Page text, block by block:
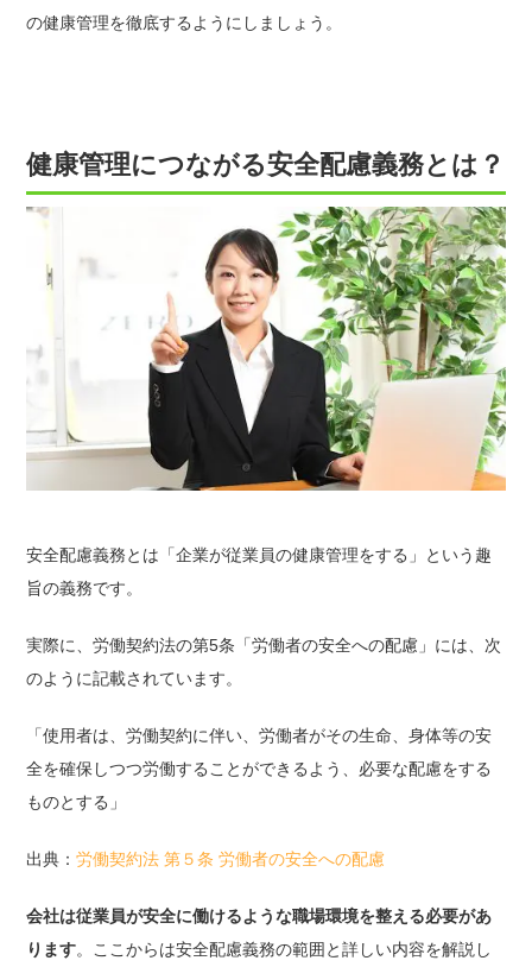
の健康管理を徹底するようにしましょう。
健康管理につながる安全配慮義務とは？
安全配慮義務とは「企業が従業員の健康管理をする」という趣
旨の義務です。
実際に、労働契約法の第5条「労働者の安全への配慮」には、次
のように記載されています。
「使用者は、労働契約に伴い、労働者がその生命、身体等の安
全を確保しつつ労働することができるよう、必要な配慮をする
ものとする」
出典：労働契約法 第５条 労働者の安全への配慮
会社は従業員が安全に働けるような職場環境を整える必要があ
ります。ここからは安全配慮義務の範囲と詳しい内容を解説し